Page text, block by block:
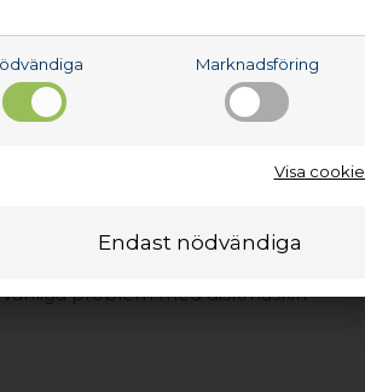
Marknadsföring
Visa
Behöver du hjälp med din
Vanliga problem med diskmaskin